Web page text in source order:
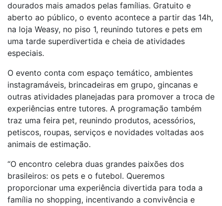
dourados mais amados pelas famílias. Gratuito e
aberto ao público, o evento acontece a partir das 14h,
na loja Weasy, no piso 1, reunindo tutores e pets em
uma tarde superdivertida e cheia de atividades
especiais.
O evento conta com espaço temático, ambientes
instagramáveis, brincadeiras em grupo, gincanas e
outras atividades planejadas para promover a troca de
experiências entre tutores. A programação também
traz uma feira pet, reunindo produtos, acessórios,
petiscos, roupas, serviços e novidades voltadas aos
animais de estimação.
“O encontro celebra duas grandes paixões dos
brasileiros: os pets e o futebol. Queremos
proporcionar uma experiência divertida para toda a
família no shopping, incentivando a convivência e